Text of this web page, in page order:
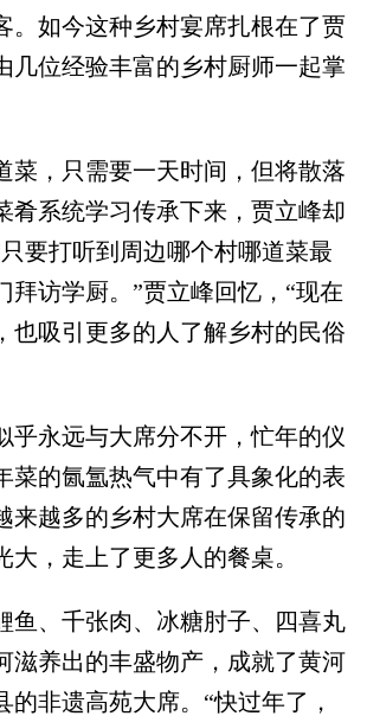
。如今这种乡村宴席扎根在了贾
几位经验丰富的乡村厨师一起掌
，只需要一天时间，但将散落
肴系统学习传承下来，贾立峰却
要打听到周边哪个村哪道菜最
拜访学厨。”贾立峰回忆，“现在
也吸引更多的人了解乡村的民俗
永远与大席分不开，忙年的仪
菜的氤氲热气中有了具象化的表
来越多的乡村大席在保留传承的
大，走上了更多人的餐桌。
、千张肉、冰糖肘子、四喜丸
养出的丰盛物产，成就了黄河
的非遗高苑大席。“快过年了，